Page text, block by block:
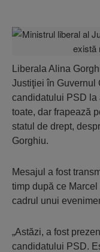
Liberala Alina
Justiţiei în Guvernul
candidatului PSD la
toate, dar frapează
statul de drept,
Gorghiu.
Mesajul a fost
timp după ce
cadrul unui
„Astăzi, a fost
candidatului PSD.